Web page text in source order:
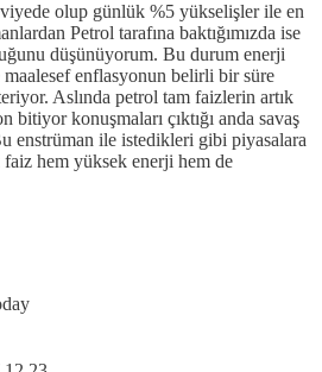
olup günlük %5 yükselişler ile en
Petrol tarafına baktığımızda ise
düşünüyorum. Bu durum enerji
enflasyonun belirli bir süre
Aslında petrol tam faizlerin artık
bitiyor konuşmaları çıktığı anda savaş
enstrüman ile istedikleri gibi piyasalara
hem yüksek enerji hem de